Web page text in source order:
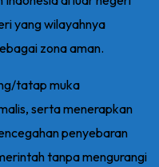
yang wilayahnya
zona aman.
tatap muka
serta menerapkan
penyebaran
tanpa mengurangi